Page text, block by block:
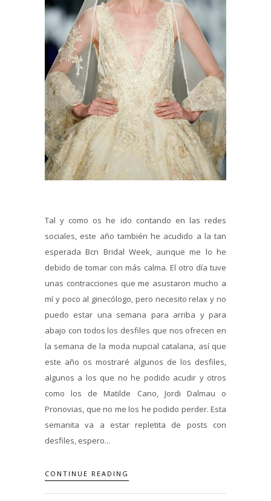
Tal y como os he ido contando en las redes
sociales, este año también he acudido a la tan
esperada Bcn Bridal Week, aunque me lo he
debido de tomar con más calma. El otro día tuve
unas contracciones que me asustaron mucho a
mí y poco al ginecólogo, pero necesito relax y no
puedo estar una semana para arriba y para
abajo con todos los desfiles que nos ofrecen en
la semana de la moda nupcial catalana, así que
este año os mostraré algunos de los desfiles,
algunos a los que no he podido acudir y otros
como los de Matilde Cano, Jordi Dalmau o
Pronovias, que no me los he podido perder. Esta
semanita va a estar repletita de posts con
desfiles, espero...
CONTINUE READING